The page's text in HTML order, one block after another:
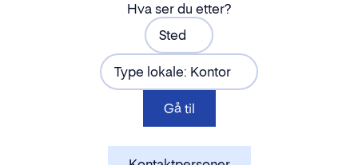
Hva ser du etter?
Sted
Type lokale: Kontor
Gå til